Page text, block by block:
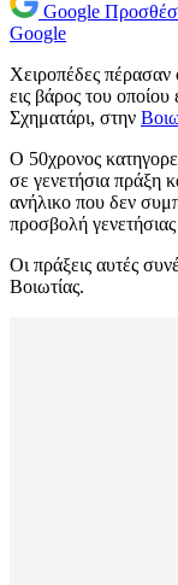
Google
Google
Χειροπέδες πέρασαν
εις βάρος του
Σχηματάρι, στην
Ο 50χρονος
σε γενετήσια πράξη
ανήλικο που δεν
προσβολή
Οι πράξεις αυτές
Βοιωτίας.